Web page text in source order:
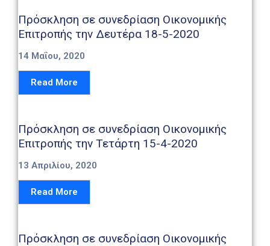
Πρόσκληση σε συνεδρίαση Οικονομικής
Επιτροπής την Δευτέρα 18-5-2020
14 Μαΐου, 2020
Read More
Πρόσκληση σε συνεδρίαση Οικονομικής
Επιτροπής την Τετάρτη 15-4-2020
13 Απριλίου, 2020
Read More
Πρόσκληση σε συνεδρίαση Οικονομικής